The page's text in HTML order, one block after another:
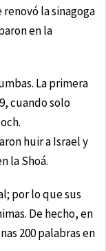
la sinagoga
en la
La primera
cuando solo
huir a Israel y
la Shoá.
por lo que sus
De hecho, en
200 palabras en